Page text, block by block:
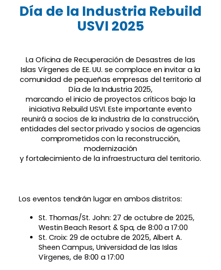
Día de la Industria Rebuild
USVI 2025
La Oficina de Recuperación de Desastres de las
Islas Vírgenes de EE. UU. se complace en invitar a la
comunidad de pequeñas empresas del territorio al
Día de la Industria 2025,
marcando el inicio de proyectos críticos bajo la
iniciativa Rebuild USVI. Este importante evento
reunirá a socios de la industria de la construcción,
entidades del sector privado y socios de agencias
comprometidos con la reconstrucción,
modernización
y fortalecimiento de la infraestructura del territorio.
Los eventos tendrán lugar en ambos distritos:
St. Thomas/St. John: 27 de octubre de 2025,
Westin Beach Resort & Spa, de 8:00 a 17:00
St. Croix: 29 de octubre de 2025, Albert A.
Sheen Campus, Universidad de las Islas
Vírgenes, de 8:00 a 17:00